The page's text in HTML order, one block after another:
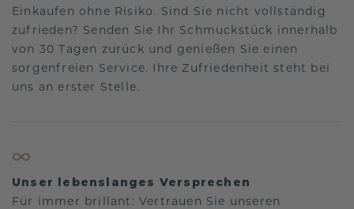
Einkaufen ohne Risiko. Sind Sie nicht vollständig
zufrieden? Senden Sie Ihr Schmuckstück innerhalb
von 30 Tagen zurück und genießen Sie einen
sorgenfreien Service. Ihre Zufriedenheit steht bei
uns an erster Stelle.
Unser lebenslanges Versprechen
Für immer brillant: Vertrauen Sie unseren